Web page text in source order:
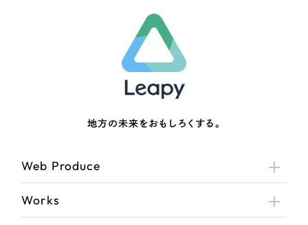
地方の未来をおもしろくする。
Web Produce
Works